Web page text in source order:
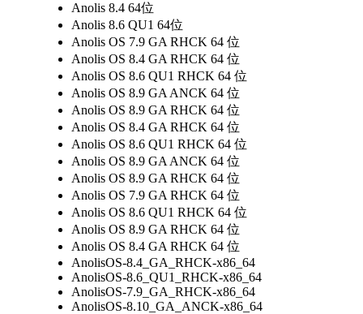
Anolis 8.4 64位
Anolis 8.6 QU1 64位
Anolis OS 7.9 GA RHCK 64 位
Anolis OS 8.4 GA RHCK 64 位
Anolis OS 8.6 QU1 RHCK 64 位
Anolis OS 8.9 GA ANCK 64 位
Anolis OS 8.9 GA RHCK 64 位
Anolis OS 8.4 GA RHCK 64 位
Anolis OS 8.6 QU1 RHCK 64 位
Anolis OS 8.9 GA ANCK 64 位
Anolis OS 8.9 GA RHCK 64 位
Anolis OS 7.9 GA RHCK 64 位
Anolis OS 8.6 QU1 RHCK 64 位
Anolis OS 8.9 GA RHCK 64 位
Anolis OS 8.4 GA RHCK 64 位
AnolisOS-8.4_GA_RHCK-x86_64
AnolisOS-8.6_QU1_RHCK-x86_64
AnolisOS-7.9_GA_RHCK-x86_64
AnolisOS-8.10_GA_ANCK-x86_64